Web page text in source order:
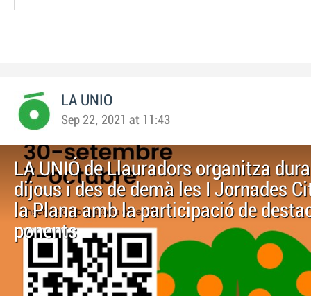
LA UNIO
Sep 22, 2021 at 11:43
LA UNIÓ de Llauradors organitza
dijous i des de demà les I Jornades
la Plana amb la participació de
ponents